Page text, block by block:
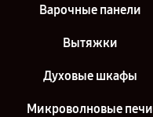
Варочные панели
Вытяжки
Духовые шкафы
Микроволновые печи